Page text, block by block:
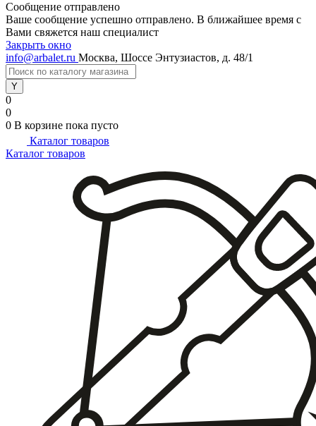
Сообщение отправлено
Ваше сообщение успешно отправлено. В ближайшее время с
Вами свяжется наш специалист
Закрыть окно
info@arbalet.ru Москва, Шоссе Энтузиастов, д. 48/1
0
0
0 В корзине пока пусто
Каталог товаров
Каталог товаров